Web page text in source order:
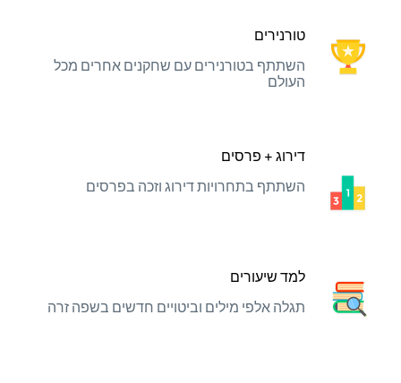
טורנירים
השתתף בטורנירים עם שחקנים אחרים מכל
העולם
דירוג + פרסים
השתתף בתחרויות דירוג וזכה בפרסים
למד שיעורים
תגלה אלפי מילים וביטויים חדשים בשפה זרה